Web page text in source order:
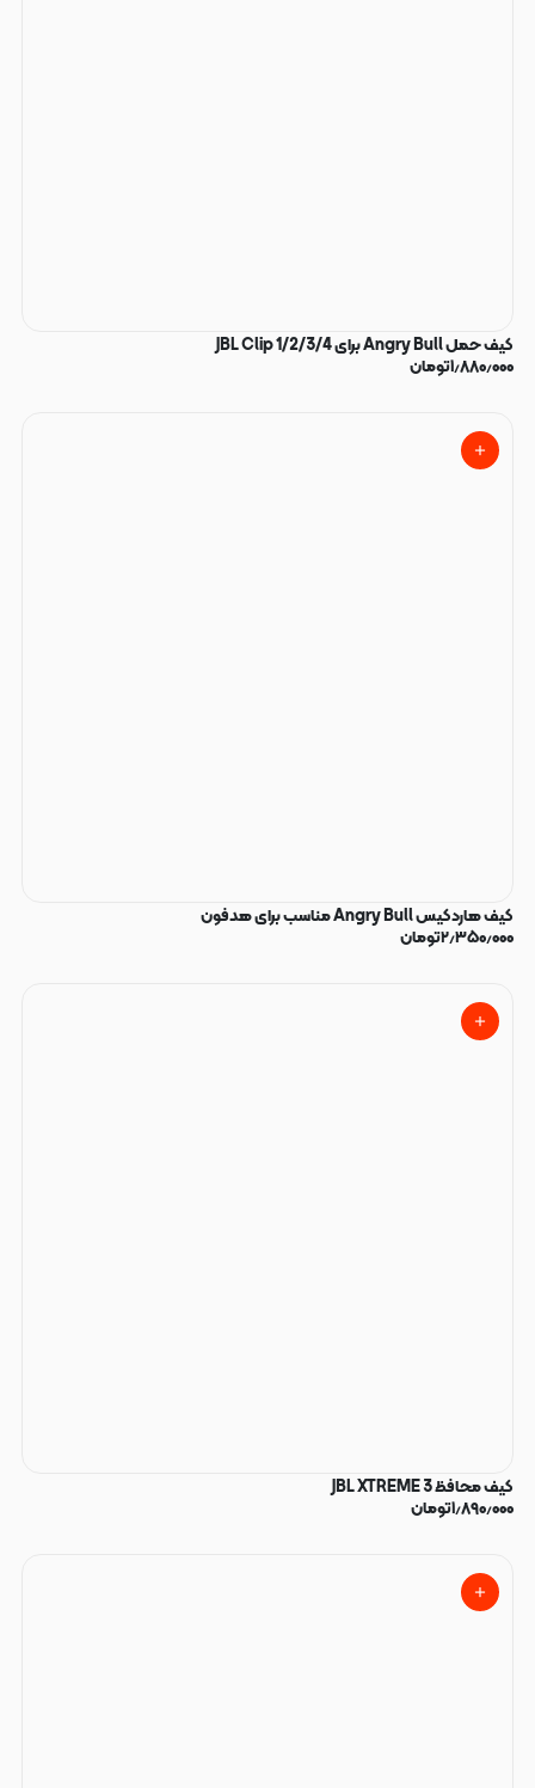
کیف حمل Angry Bull برای JBL Clip 1/2/3/4
۱٫۸۸۰٫۰۰۰تومان
کیف هاردکیس Angry Bull مناسب برای هدفون
۲٫۳۵۰٫۰۰۰تومان
کیف محافظ JBL XTREME 3
۱٫۸۹۰٫۰۰۰تومان